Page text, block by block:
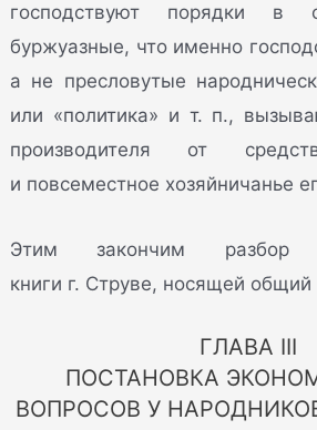
господствуют порядки в
буржуазные, что именно
а не пресловутые
или «политика» и т. п.,
производителя от
и повсеместное хозяйничанье
Этим закончим разбор
книги г. Струве, носящей общий
ГЛАВА III
ПОСТАНОВКА
ВОПРОСОВ У